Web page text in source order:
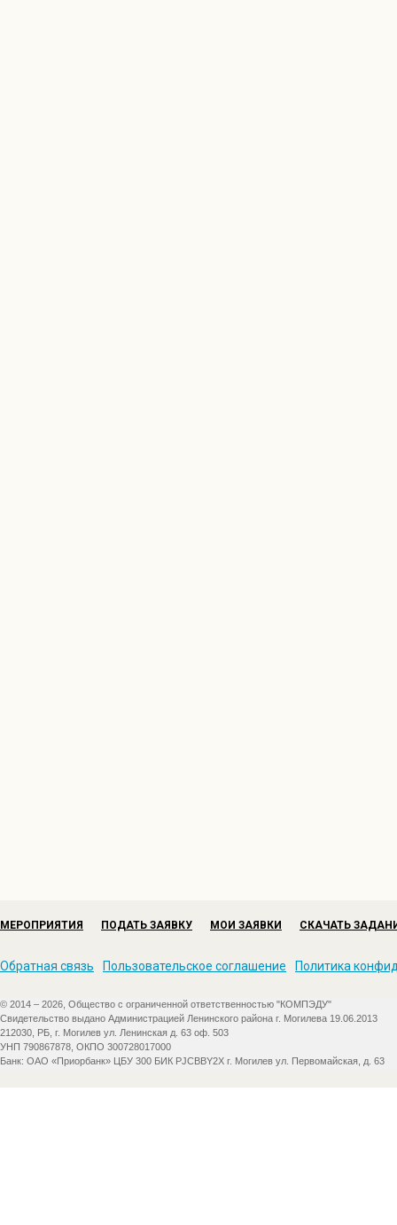
МЕРОПРИЯТИЯ ПОДАТЬ ЗАЯВКУ МОИ ЗАЯВКИ СКАЧАТЬ
Обратная связь Пользовательское соглашение Политика
© 2014 – 2026, Общество с ограниченной ответственностью "КОМПЭДУ"
Свидетельство выдано Администрацией Ленинского района г. Могилева 19.06.2013
212030, РБ, г. Могилев ул. Ленинская д. 63 оф. 503
УНП 790867878, ОКПО 300728017000
Банк: ОАО «Приорбанк» ЦБУ 300 БИК PJCBBY2X г. Могилев ул. Первомайская, д. 63